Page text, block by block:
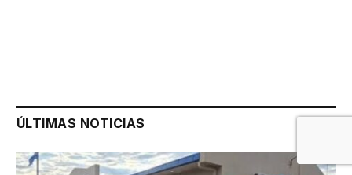
ÚLTIMAS NOTICIAS